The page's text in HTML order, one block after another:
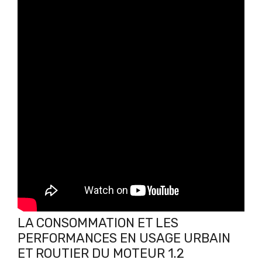
LA CONSOMMATION ET LES
PERFORMANCES EN USAGE URBAIN
ET ROUTIER DU MOTEUR 1.2